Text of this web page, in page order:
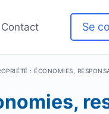
Contact Se
: ÉCONOMIES,